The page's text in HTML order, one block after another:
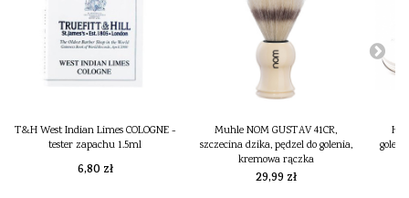
T&H West Indian Limes COLOGNE -
tester zapachu 1.5ml
6,80 zł
Muhle NOM GUSTAV 41CR,
szczecina dzika, pędzel do golenia,
kremowa rączka
29,99 zł